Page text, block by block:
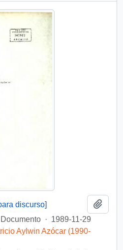
discurso]
Documento · 1989-11-29
Aylwin Azócar (1990-